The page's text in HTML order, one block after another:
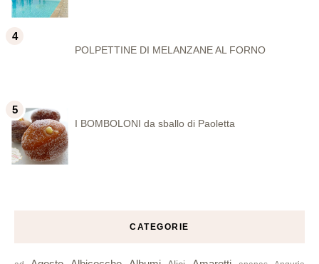
POLPETTINE DI MELANZANE AL FORNO
I BOMBOLONI da sballo di Paoletta
CATEGORIE